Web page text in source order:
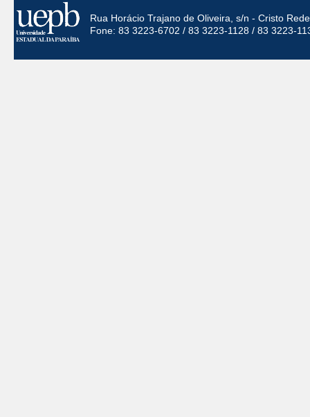
Rua Horácio Trajano de Oliveira, s/n - Cristo
Fone: 83 3223-6702 / 83 3223-1128 / 83 3223-